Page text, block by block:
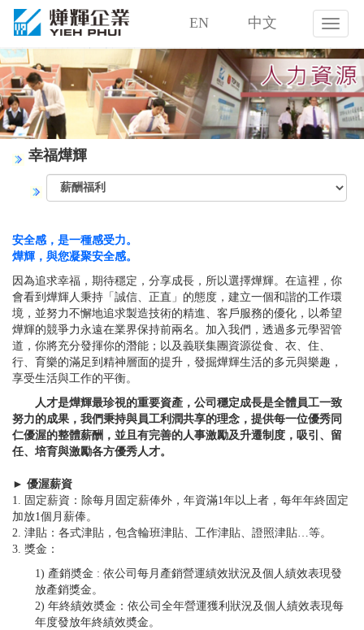
燁
輝
企
業
股
份
有
限
司
EN 中文
幸福燁輝
安全感，是一種感受力。
燁輝，與您凝聚安全感。
因為追求幸福，期待穩定，分享成長，所以選擇燁輝。在這裡，你
會看到燁輝人秉持「誠信、正直」的態度，建立一個和諧的工作環
境，並努力不懈地追求製造技術的精進、客戶服務的優化，以希望
燁輝的競爭力永遠在業界保持前兩名。加入我們，透過多元學習管
道，你將充分發揮你的潛能；以及義联集團資源從食、衣、住、
行、育樂的滿足到精神層面的提升，發掘燁輝生活的多元與樂趣，
享受生活與工作的平衡。
人才是燁輝最珍視的重要資產，公司穩定成長是全體員工一致
努力的成果，我們秉持與員工利潤共享的理念，提供每一位優秀同
仁優渥的整體薪酬，並且有完善的人事激勵及升遷制度，吸引、留
任、培育與激勵各方優秀人才。
► 優渥薪資
1. 固定薪資：除每月固定薪俸外，年資滿1年以上者，每年年終固定
加放1個月薪俸。
2. 津貼：各式津貼，包含輪班津貼、工作津貼、證照津貼…等。
3. 獎金：
1) 產銷奬金 : 依公司每月產銷營運績效狀況及個人績效表現發
放產銷獎金。
2) 年終績效奬金：依公司全年營運獲利狀況及個人績效表現每
年度發放年終績效奬金。